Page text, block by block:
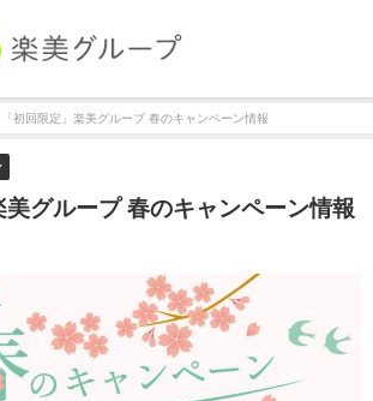
「初回限定」楽美グループ 春のキャンペーン情報
美グループ 春のキャンペーン情報